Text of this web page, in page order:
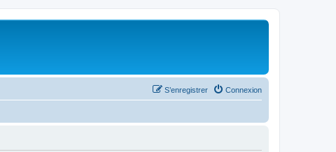
Connexion
S’enregistrer